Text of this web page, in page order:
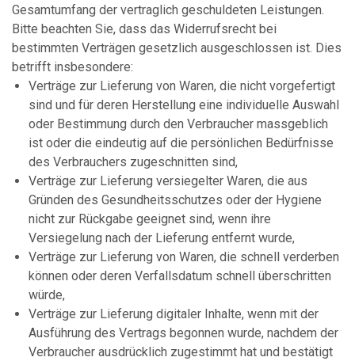
Gesamtumfang der vertraglich geschuldeten Leistungen.
Bitte beachten Sie, dass das Widerrufsrecht bei
bestimmten Verträgen gesetzlich ausgeschlossen ist. Dies
betrifft insbesondere:
Verträge zur Lieferung von Waren, die nicht vorgefertigt
sind und für deren Herstellung eine individuelle Auswahl
oder Bestimmung durch den Verbraucher massgeblich
ist oder die eindeutig auf die persönlichen Bedürfnisse
des Verbrauchers zugeschnitten sind,
Verträge zur Lieferung versiegelter Waren, die aus
Gründen des Gesundheitsschutzes oder der Hygiene
nicht zur Rückgabe geeignet sind, wenn ihre
Versiegelung nach der Lieferung entfernt wurde,
Verträge zur Lieferung von Waren, die schnell verderben
können oder deren Verfallsdatum schnell überschritten
würde,
Verträge zur Lieferung digitaler Inhalte, wenn mit der
Ausführung des Vertrags begonnen wurde, nachdem der
Verbraucher ausdrücklich zugestimmt hat und bestätigt